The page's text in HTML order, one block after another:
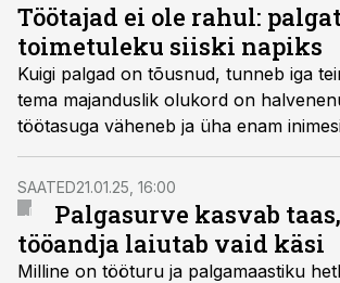
Töötajad ei ole rahul:
toimetuleku siiski napiks
Kuigi palgad on tõusnud, tunneb iga
tema majanduslik olukord on
töötasuga väheneb ja üha enam
parema palga nimel töökoha vahetust.
SAATED21.01.25, 16:00
Palgasurve kasvab
tööandja laiutab vaid käsi
Milline on tööturu ja palgamaastiku